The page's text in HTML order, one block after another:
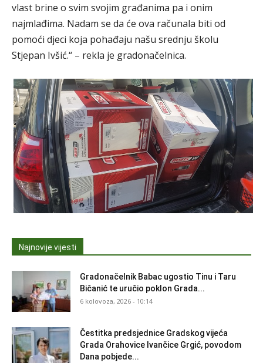
vlast brine o svim svojim građanima pa i onim
najmlađima. Nadam se da će ova računala biti od
pomoći djeci koja pohađaju našu srednju školu
Stjepan Ivšić.“ – rekla je gradonačelnica.
Najnovije vijesti
Gradonačelnik Babac ugostio Tinu i Taru
Bičanić te uručio poklon Grada...
6 kolovoza, 2026 - 10:14
Čestitka predsjednice Gradskog vijeća
Grada Orahovice Ivančice Grgić, povodom
Dana pobjede...